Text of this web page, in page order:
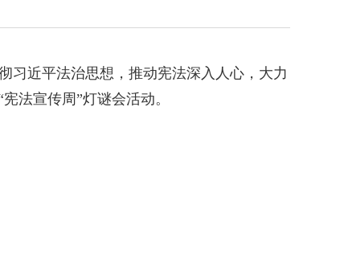
习近平法治思想，推动宪法深入人心，大力
法宣传周”灯谜会活动。